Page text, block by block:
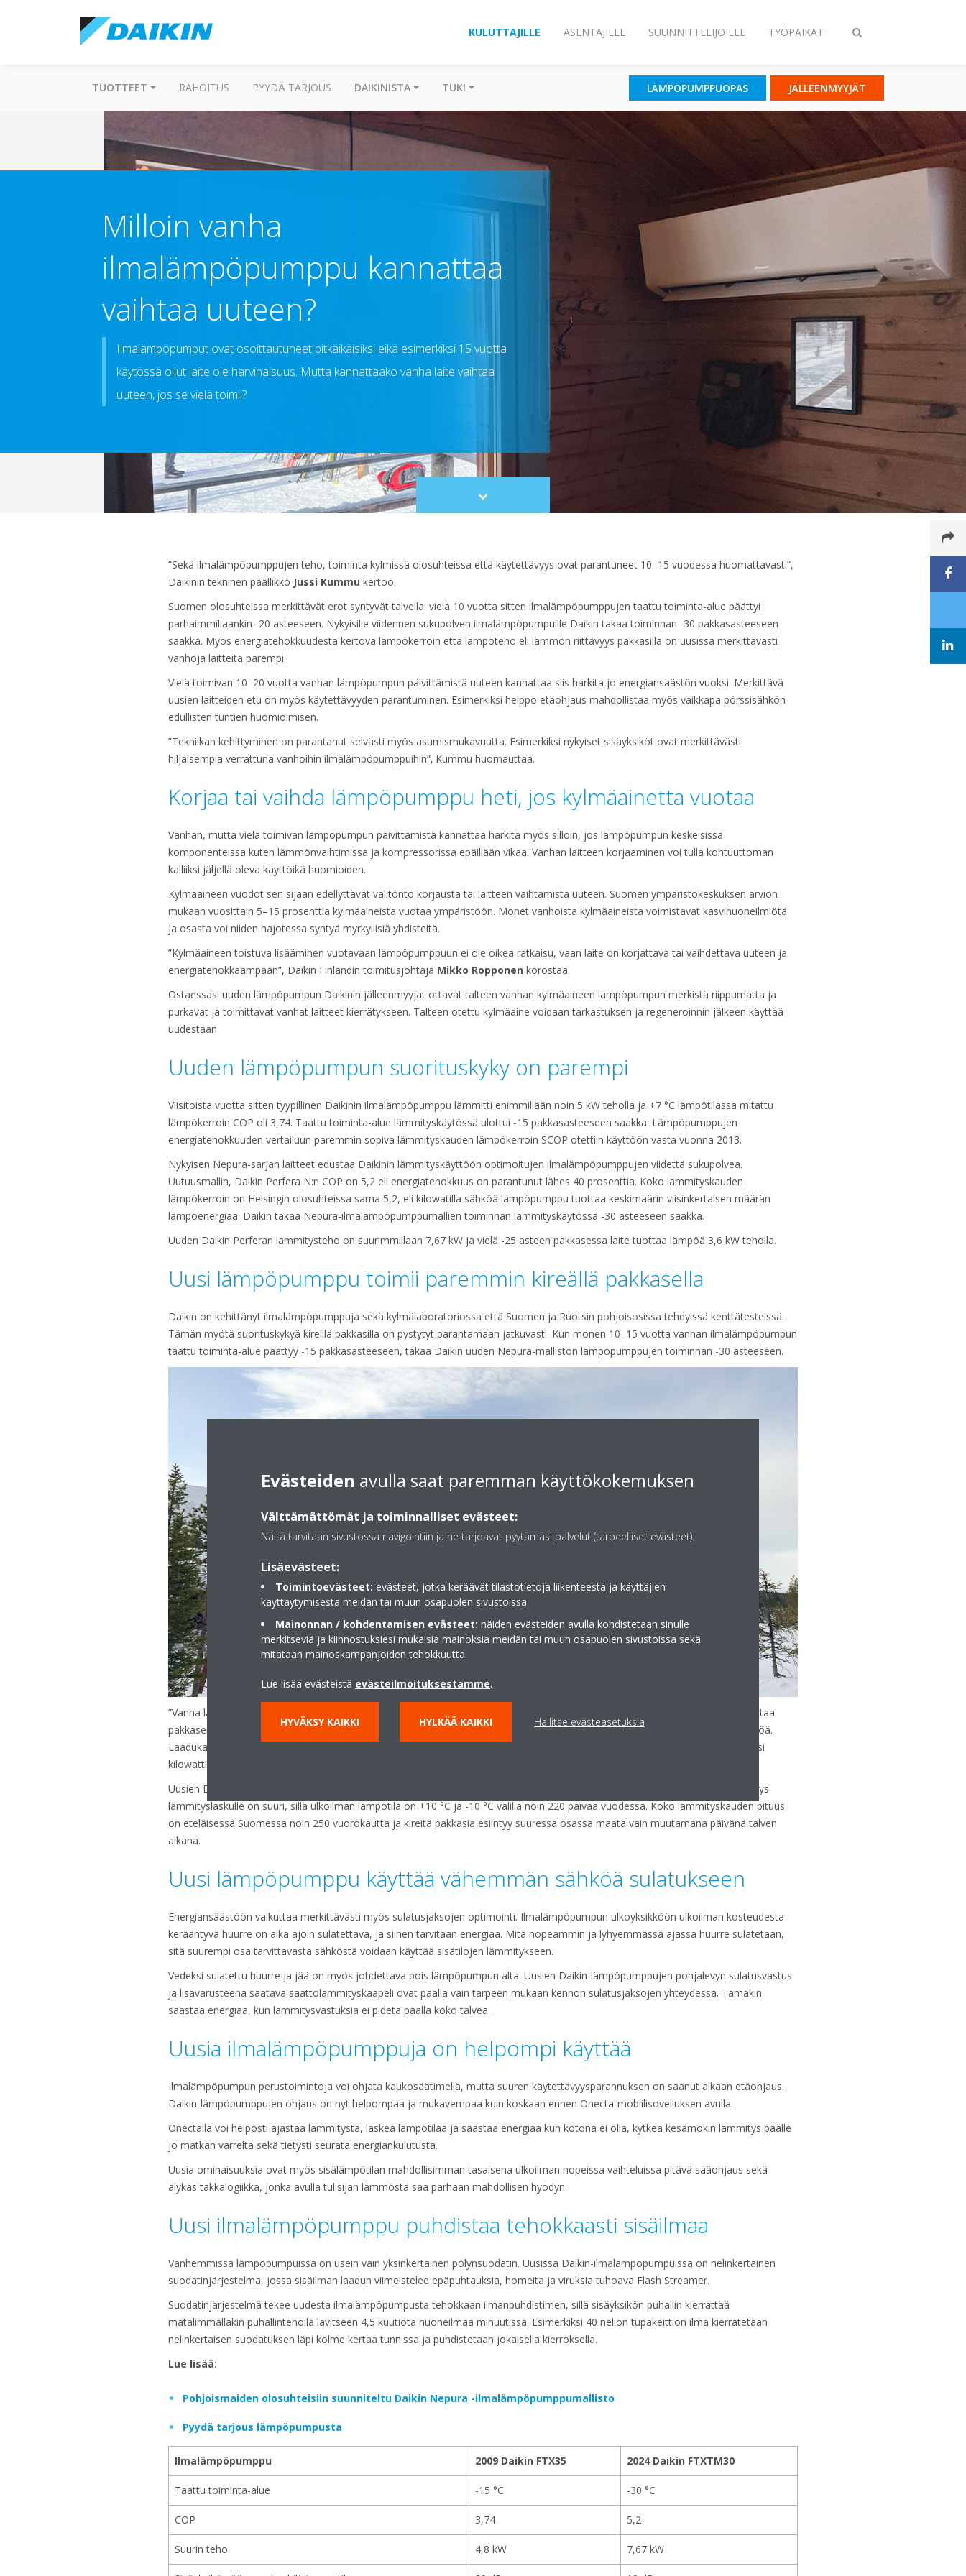
Vaihda
KULUTTAJILLE ASENTAJILLE SUUNNITTELIJOILLE TYÖPAIKAT
TUOTTEET RAHOITUS PYYDÄ TARJOUS DAIKINISTA TUKI LÄMPÖPUMPPUOPAS JÄLLEENMYYJÄT
Milloin vanha
ilmalämpöpumppu kannattaa
vaihtaa uuteen?
Ilmalämpöpumput ovat osoittautuneet pitkäikäisiksi eikä esimerkiksi 15 vuotta
käytössä ollut laite ole harvinaisuus. Mutta kannattaako vanha laite vaihtaa
uuteen, jos se vielä toimii?
Scroll
to
”Sekä ilmalämpöpumppujen teho, toiminta kylmissä olosuhteissa että käytettävyys ovat parantuneet 10–15 vuodessa huomattavasti”,
Daikinin tekninen päällikkö Jussi Kummu kertoo.
Suomen olosuhteissa merkittävät erot syntyvät talvella: vielä 10 vuotta sitten ilmalämpöpumppujen taattu toiminta-alue päättyi
parhaimmillaankin -20 asteeseen. Nykyisille viidennen sukupolven ilmalämpöpumpuille Daikin takaa toiminnan -30 pakkasasteeseen
saakka. Myös energiatehokkuudesta kertova lämpökerroin että lämpöteho eli lämmön riittävyys pakkasilla on uusissa merkittävästi
vanhoja laitteita parempi.
Vielä toimivan 10–20 vuotta vanhan lämpöpumpun päivittämistä uuteen kannattaa siis harkita jo energiansäästön vuoksi. Merkittävä
uusien laitteiden etu on myös käytettävyyden parantuminen. Esimerkiksi helppo etäohjaus mahdollistaa myös vaikkapa pörssisähkön
edullisten tuntien huomioimisen.
”Tekniikan kehittyminen on parantanut selvästi myös asumismukavuutta. Esimerkiksi nykyiset sisäyksiköt ovat merkittävästi
hiljaisempia verrattuna vanhoihin ilmalämpöpumppuihin”‚ Kummu huomauttaa.
Korjaa tai vaihda lämpöpumppu heti, jos kylmäainetta vuotaa
Vanhan, mutta vielä toimivan lämpöpumpun päivittämistä kannattaa harkita myös silloin, jos lämpöpumpun keskeisissä
komponenteissa kuten lämmönvaihtimissa ja kompressorissa epäillään vikaa. Vanhan laitteen korjaaminen voi tulla kohtuuttoman
kalliiksi jäljellä oleva käyttöikä huomioiden.
Kylmäaineen vuodot sen sijaan edellyttävät välitöntö korjausta tai laitteen vaihtamista uuteen. Suomen ympäristökeskuksen arvion
mukaan vuosittain 5–15 prosenttia kylmäaineista vuotaa ympäristöön. Monet vanhoista kylmäaineista voimistavat kasvihuoneilmiötä
ja osasta voi niiden hajotessa syntyä myrkyllisiä yhdisteitä.
”Kylmäaineen toistuva lisääminen vuotavaan lämpöpumppuun ei ole oikea ratkaisu, vaan laite on korjattava tai vaihdettava uuteen ja
energiatehokkaampaan”, Daikin Finlandin toimitusjohtaja Mikko Ropponen korostaa.
Ostaessasi uuden lämpöpumpun Daikinin jälleenmyyjät ottavat talteen vanhan kylmäaineen lämpöpumpun merkistä riippumatta ja
purkavat ja toimittavat vanhat laitteet kierrätykseen. Talteen otettu kylmäaine voidaan tarkastuksen ja regeneroinnin jälkeen käyttää
uudestaan.
Uuden lämpöpumpun suorituskyky on parempi
Viisitoista vuotta sitten tyypillinen Daikinin ilmalämpöpumppu lämmitti enimmillään noin 5 kW teholla ja +7 °C lämpötilassa mitattu
lämpökerroin COP oli 3,74. Taattu toiminta-alue lämmityskäytössä ulottui -15 pakkasasteeseen saakka. Lämpöpumppujen
energiatehokkuuden vertailuun paremmin sopiva lämmityskauden lämpökerroin SCOP otettiin käyttöön vasta vuonna 2013.
Nykyisen Nepura-sarjan laitteet edustaa Daikinin lämmityskäyttöön optimoitujen ilmalämpöpumppujen viidettä sukupolvea.
Uutuusmallin, Daikin Perfera N:n COP on 5,2 eli energiatehokkuus on parantunut lähes 40 prosenttia. Koko lämmityskauden
lämpökerroin on Helsingin olosuhteissa sama 5,2, eli kilowatilla sähköä lämpöpumppu tuottaa keskimäärin viisinkertaisen määrän
lämpöenergiaa. Daikin takaa Nepura-ilmalämpöpumppumallien toiminnan lämmityskäytössä -30 asteeseen saakka.
Uuden Daikin Perferan lämmitysteho on suurimmillaan 7,67 kW ja vielä -25 asteen pakkasessa laite tuottaa lämpöä 3,6 kW teholla.
Uusi lämpöpumppu toimii paremmin kireällä pakkasella
Daikin on kehittänyt ilmalämpöpumppuja sekä kylmälaboratoriossa että Suomen ja Ruotsin pohjoisosissa tehdyissä kenttätesteissä.
Tämän myötä suorituskykyä kireillä pakkasilla on pystytyt parantamaan jatkuvasti. Kun monen 10–15 vuotta vanhan ilmalämpöpumpun
taattu toiminta-alue päättyy -15 pakkasasteeseen, takaa Daikin uuden Nepura-malliston lämpöpumppujen toiminnan -30 asteeseen.
”Vanha lämpöpumppukin saattaa toimia kovilla pakkasilla, mutta lämmitysteho on merkittävästi pienempi ja hyötysuhde romahtaa
pakkasen kiristyessä samalle tasolle kuin suorassa sähkölämmityksessä, eli yhdellä kilowatilla sähköä saa yhden kilowatin lämpöä.
Laadukas moderni ilmalämpöpumppu lämmittää vielä -20 asteen pakkasessa kahden kertoimella, eli kilowatilla sähköä saa kaksi
kilowattia lämpöä”, Jussi Kummu selventää.
Uusien Daikin-ilmalämpöpumppujen energiatehokkuus on edelleen parantunut kautta linjan myös pikkupakkasilla. Niiden merkitys
lämmityslaskulle on suuri, sillä ulkoilman lämpötila on +10 °C ja -10 °C välillä noin 220 päivää vuodessa. Koko lämmityskauden pituus
on eteläisessä Suomessa noin 250 vuorokautta ja kireitä pakkasia esiintyy suuressa osassa maata vain muutamana päivänä talven
aikana.
Uusi lämpöpumppu käyttää vähemmän sähköä sulatukseen
Energiansäästöön vaikuttaa merkittävästi myös sulatusjaksojen optimointi. Ilmalämpöpumpun ulkoyksikköön ulkoilman kosteudesta
kerääntyvä huurre on aika ajoin sulatettava, ja siihen tarvitaan energiaa. Mitä nopeammin ja lyhyemmässä ajassa huurre sulatetaan,
sitä suurempi osa tarvittavasta sähköstä voidaan käyttää sisätilojen lämmitykseen.
Vedeksi sulatettu huurre ja jää on myös johdettava pois lämpöpumpun alta. Uusien Daikin-lämpöpumppujen pohjalevyn sulatusvastus
ja lisävarusteena saatava saattolämmityskaapeli ovat päällä vain tarpeen mukaan kennon sulatusjaksojen yhteydessä. Tämäkin
säästää energiaa, kun lämmitysvastuksia ei pidetä päällä koko talvea.
Uusia ilmalämpöpumppuja on helpompi käyttää
Ilmalämpöpumpun perustoimintoja voi ohjata kaukosäätimellä, mutta suuren käytettävyysparannuksen on saanut aikaan etäohjaus.
Daikin-lämpöpumppujen ohjaus on nyt helpompaa ja mukavempaa kuin koskaan ennen Onecta-mobiilisovelluksen avulla.
Onectalla voi helposti ajastaa lämmitystä, laskea lämpötilaa ja säästää energiaa kun kotona ei olla, kytkeä kesämökin lämmitys päälle
jo matkan varrelta sekä tietysti seurata energiankulutusta.
Uusia ominaisuuksia ovat myös sisälämpötilan mahdollisimman tasaisena ulkoilman nopeissa vaihteluissa pitävä sääohjaus sekä
älykäs takkalogiikka, jonka avulla tulisijan lämmöstä saa parhaan mahdollisen hyödyn.
Uusi ilmalämpöpumppu puhdistaa tehokkaasti sisäilmaa
Vanhemmissa lämpöpumpuissa on usein vain yksinkertainen pölynsuodatin. Uusissa Daikin-ilmalämpöpumpuissa on nelinkertainen
suodatinjärjestelmä, jossa sisäilman laadun viimeistelee epäpuhtauksia, homeita ja viruksia tuhoava Flash Streamer.
Suodatinjärjestelmä tekee uudesta ilmalämpöpumpusta tehokkaan ilmanpuhdistimen, sillä sisäyksikön puhallin kierrättää
matalimmallakin puhallinteholla lävitseen 4,5 kuutiota huoneilmaa minuutissa. Esimerkiksi 40 neliön tupakeittiön ilma kierrätetään
nelinkertaisen suodatuksen läpi kolme kertaa tunnissa ja puhdistetaan jokaisella kierroksella.
Lue lisää:
Pohjoismaiden olosuhteisiin suunniteltu Daikin Nepura -ilmalämpöpumppumallisto
Pyydä tarjous lämpöpumpusta
Ilmalämpöpumppu 2009 Daikin FTX35 2024 Daikin FTXTM30
Taattu toiminta-alue -15 °C -30 °C
COP 3,74 5,2
Suurin teho 4,8 kW 7,67 kW
Evästeiden avulla saat paremman käyttökokemuksen
Välttämättömät ja toiminnalliset evästeet:
Näitä tarvitaan sivustossa navigointiin ja ne tarjoavat pyytämäsi palvelut (tarpeelliset evästeet).
Lisäevästeet:
Toimintoevästeet: evästeet, jotka keräävät tilastotietoja liikenteestä ja käyttäjien
käyttäytymisestä meidän tai muun osapuolen sivustoissa
Mainonnan / kohdentamisen evästeet: näiden evästeiden avulla kohdistetaan sinulle
merkitseviä ja kiinnostuksiesi mukaisia mainoksia meidän tai muun osapuolen sivustoissa sekä
mitataan mainoskampanjoiden tehokkuutta
Lue lisää evästeistä evästeilmoituksestamme.
HYVÄKSY KAIKKI HYLKÄÄ KAIKKI Hallitse evästeasetuksia